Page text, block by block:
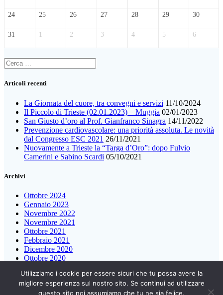
24 25 26 27 28 29 30
31 1 2 3 4 5 6
Ricerca
per:
Articoli recenti
La Giornata del cuore, tra convegni e servizi 11/10/2024
Il Piccolo di Trieste (02.01.2023) – Muggia 02/01/2023
San Giusto d’oro al Prof. Gianfranco Sinagra 14/11/2022
Prevenzione cardiovascolare: una priorità assoluta. Le novità
dal Congresso ESC 2021 26/11/2021
Nuovamente a Trieste la “Targa d’Oro”: dopo Fulvio
Camerini e Sabino Scardi 05/10/2021
Archivi
Ottobre 2024
Gennaio 2023
Novembre 2022
Novembre 2021
Ottobre 2021
Febbraio 2021
Dicembre 2020
Ottobre 2020
Dicembre 2019
Ottobre 2019
Utilizziamo i cookie per essere sicuri che tu possa avere la
migliore esperienza sul nostro sito. Se continui ad utilizzare
questo sito noi assumiamo che tu ne sia felice.